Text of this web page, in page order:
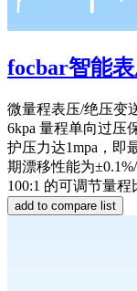
focbar智能
微量程表压/绝压变
6kpa 量程单向过压
护压力达1mpa，即
期漂移性能为
100:1 的可调节量程